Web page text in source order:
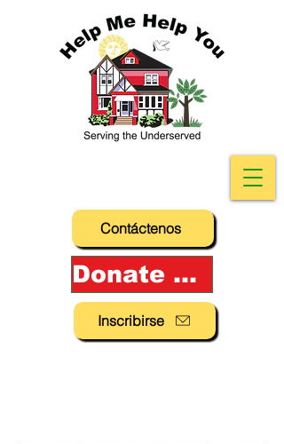
Inscribirse
Contáctenos
Donate Now!